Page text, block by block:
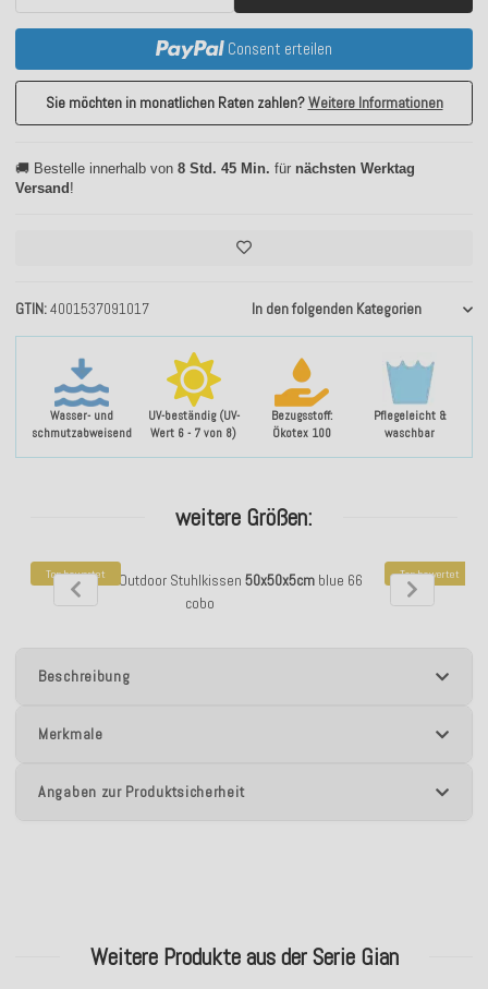
Wasser- und
schmutzabweisend
UV-beständig (UV-
Wert 6 - 7 von 8)
Bezugsstoff:
Ökotex 100
Pflegeleicht &
waschbar
GTIN 4001537091017 In den folgenden Kategorien
Consent erteilen
Sie möchten in monatlichen Raten zahlen?Weitere Informationen
🚚 Bestelle innerhalb von 8 Std. 45 Min. für nächsten Werktag
Versand!
weitere Größen:
Top bewertet
H.O.C.K. Gian Outdoor Stuhlkissen 50x50x5cmblue 66
cobo
Top bewertet
H.O.C.K. Gian
Beschreibung
Merkmale
Angaben zur Produktsicherheit
Weitere Produkte aus der Serie Gian